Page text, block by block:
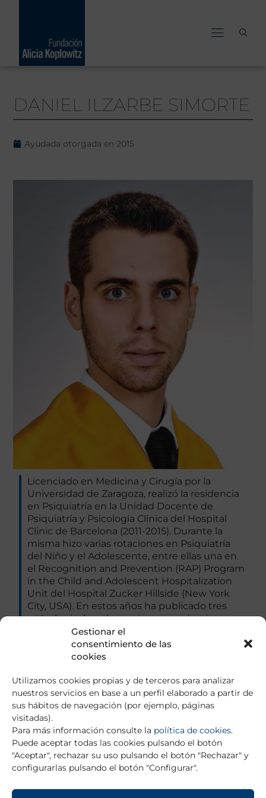
Gestionar el
consentimiento de las
cookies
Utilizamos cookies propias y de terceros para analizar
nuestros servicios en base a un perfil elaborado a partir de
sus hábitos de navegación (por ejemplo, páginas
visitadas).
Para más información consulte la política de cookies.
Puede aceptar todas las cookies pulsando el botón
"Aceptar", rechazar su uso pulsando el botón "Rechazar" y
configurarlas pulsando el botón "Configurar".
DANIEL ILZARBE SIMORTE
Ayudada otorgada en 2015
Licenciado en Medicina y Cirugía por la
Universidad de Zaragoza, realizó la residencia
en Psiquiatría en la Unidad Docente de
Psiquiatría y Psicología Clínica del Hospital
Clinic de Barcelona (2011-2015). Durante la
misma hizo varias rotaciones en Psiquiatría
del Niño y el Adolescente, entre ellas una en
el Recognition and Prevention (RAP) Program
in the Child and Adolescent Hospitalization
Unit del Hospital Zucker Hillside (New York
City, USA). En estos años ha publicado tres
artículos indexados, varias comunicaciones a
Congresos y participado activamente en
Reuniones Científicas en las que ha
presentado sus investigaciones.
En los meses que han trascurrido como
Becario de Formación Avanzada en el
Institute of Psychiatry at the Maudsley, King’s
College London, Universidad de Londres, está
ejerciendo su actividad clínica en el Lambeth
Child and Adolescent Mental Health Service
(CAMHS), asistiendo a la clínica de Déficit de
Atención e Hiperactividad, participando en